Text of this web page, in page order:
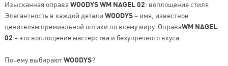
Изысканная оправаWOODYS WM NAGEL 02: воплощение стиля
Элегантность в каждой детали WOODYS– имя, известное
ценителям премиальной оптики по всему миру. ОправаWM NAGEL
02 – это воплощение мастерства и безупречного вкуса.
Почему выбираютWOODYS?